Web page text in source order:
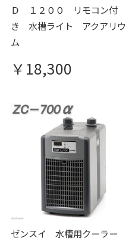
Ｄ １２００ リモコン付
き 水槽ライト アクアリウ
ム
￥18,300
ゼンスイ 水槽用クーラー